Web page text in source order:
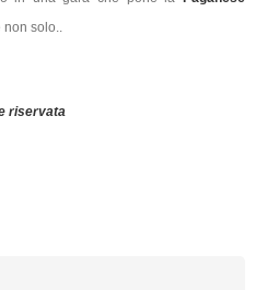
non solo..
riservata